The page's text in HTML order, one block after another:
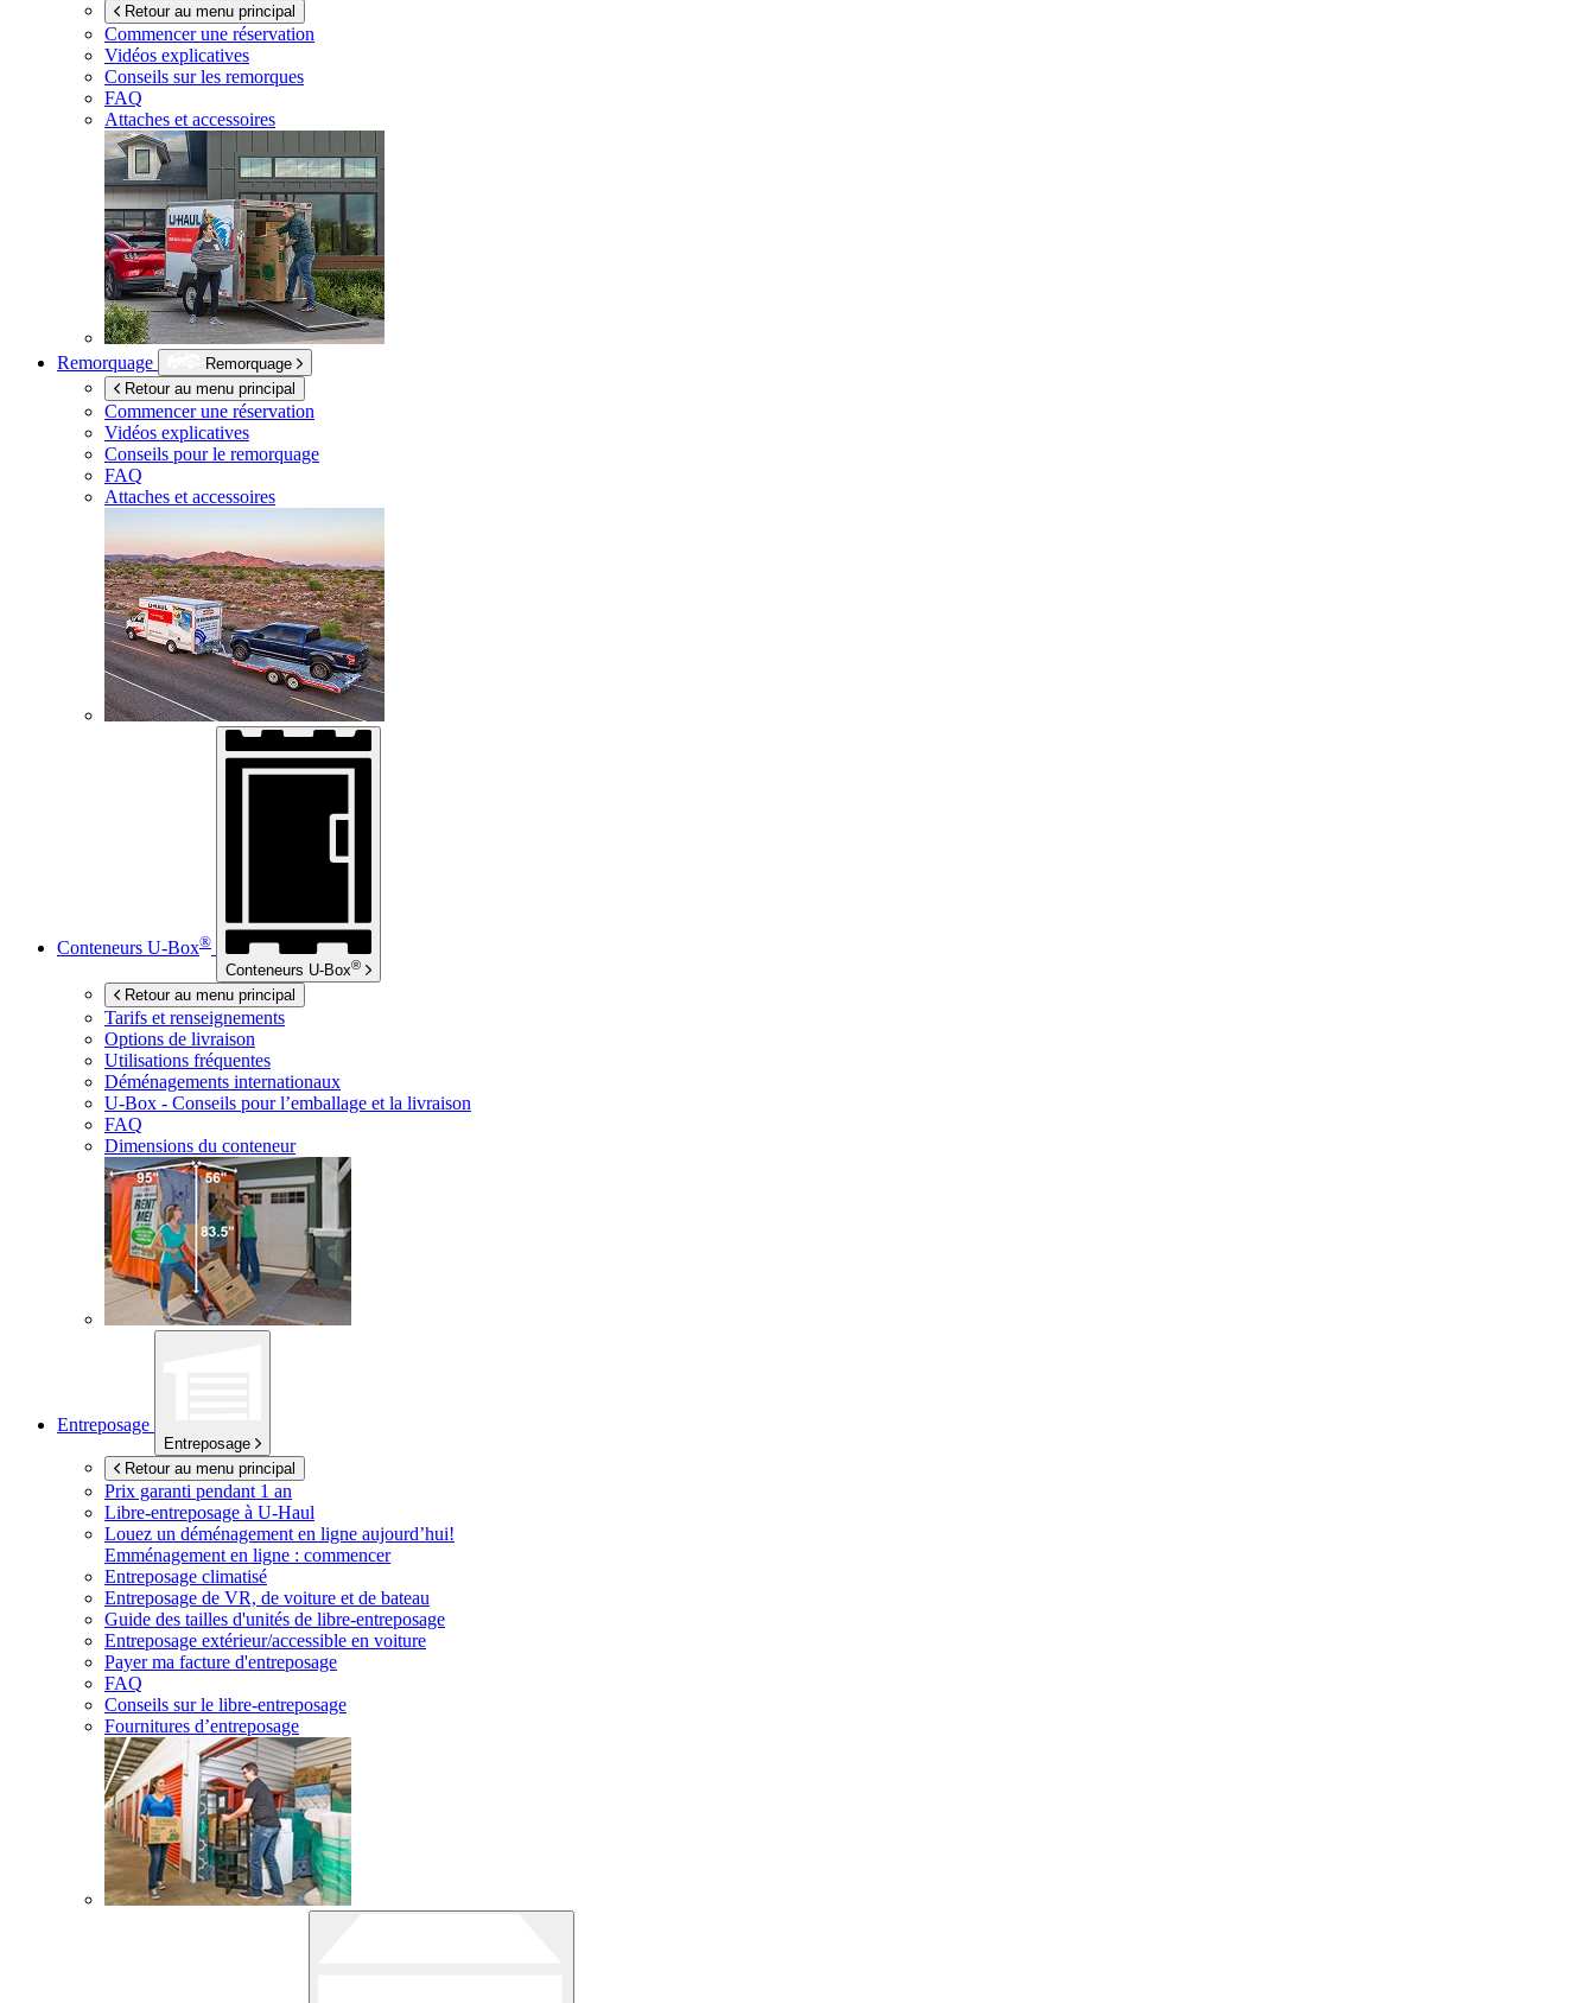
Retour au menu principal
Commencer une réservation
Vidéos explicatives
Conseils sur les remorques
FAQ
Attaches et accessoires
Remorquage
Remorquage
Retour au menu principal
Commencer une réservation
Vidéos explicatives
Conseils pour le remorquage
FAQ
Attaches et accessoires
Conteneurs U-Box®
Conteneurs U-Box®
Retour au menu principal
Tarifs et renseignements
Options de livraison
Utilisations fréquentes
Déménagements internationaux
U-Box - Conseils pour l’emballage et la livraison
FAQ
Dimensions du conteneur
Entreposage
Entreposage
Retour au menu principal
Prix garanti pendant 1 an
Libre-entreposage à U-Haul
Louez un déménagement en ligne aujourd’hui!
Emménagement en ligne : commencer
Entreposage climatisé
Entreposage de VR, de voiture et de bateau
Guide des tailles d'unités de libre-entreposage
Entreposage extérieur/accessible en voiture
Payer ma facture d'entreposage
FAQ
Conseils sur le libre-entreposage
Fournitures d’entreposage